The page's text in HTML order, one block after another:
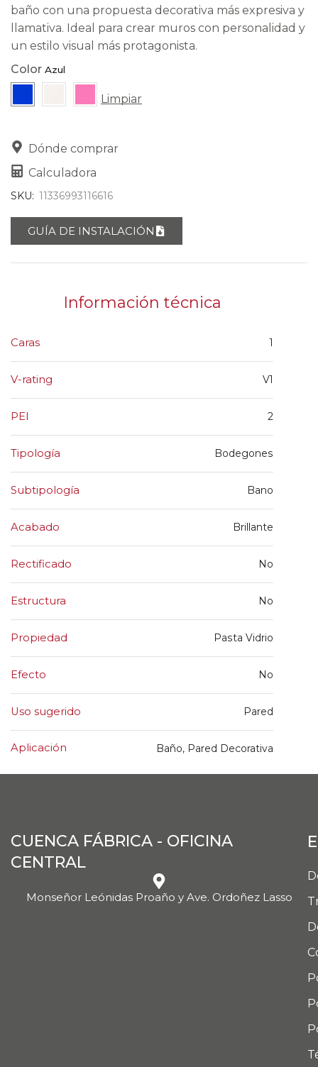
baño con una propuesta decorativa más expresiva y
llamativa. Ideal para crear muros con personalidad y
un estilo visual más protagonista.
Color
Limpiar
Dónde comprar
Calculadora
SKU: 11336993116616
GUÍA DE INSTALACIÓN
Información técnica
Caras 1
V-rating V1
PEI 2
Tipología Bodegones
Subtipología Bano
Acabado Brillante
Rectificado No
Estructura No
Propiedad Pasta Vidrio
Efecto No
Uso sugerido Pared
Aplicación Baño, Pared Decorativa
CUENCA FÁBRICA - OFICINA
CENTRAL
Monseñor Leónidas Proaño y Ave. Ordoñez Lasso